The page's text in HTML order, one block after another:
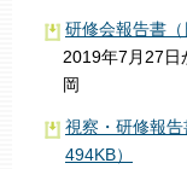
研修会報告書（
2019年7月27日
岡
視察・研修報
494KB）